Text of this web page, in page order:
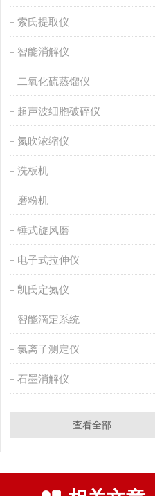
索氏提取仪
智能消解仪
二氧化硫蒸馏仪
超声波细胞破碎仪
氮吹浓缩仪
洗板机
磨粉机
锤式旋风磨
电子式拉伸仪
凯氏定氮仪
智能滴定系统
氯离子测定仪
石墨消解仪
查看全部